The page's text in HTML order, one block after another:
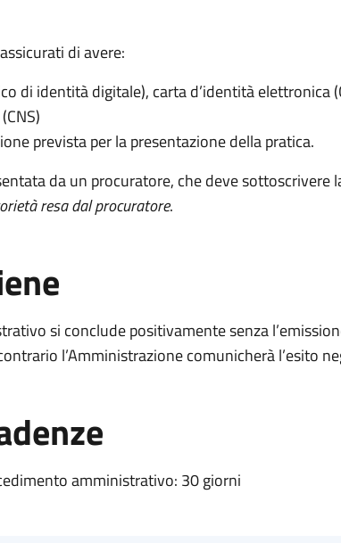
di avere:
di identità digitale), carta d’identità elettronica
prevista per la presentazione della pratica.
da un procuratore, che deve sottoscrivere
resa dal procuratore.
si conclude positivamente senza
l’Amministrazione comunicherà l’esito
amministrativo: 30 giorni